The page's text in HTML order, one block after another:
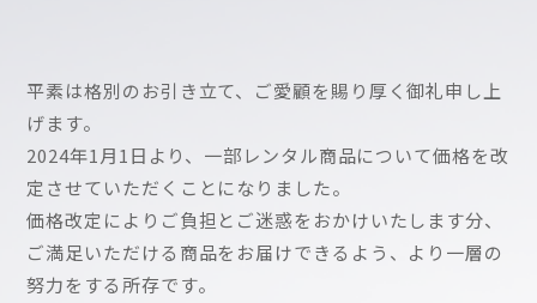
平素は格別のお引き立て、ご愛顧を賜り厚く御礼申し上
げます。
2024年1月1日より、一部レンタル商品について価格を改
定させていただくことになりました。
価格改定によりご負担とご迷惑をおかけいたします分、
ご満足いただける商品をお届けできるよう、より一層の
努力をする所存です。